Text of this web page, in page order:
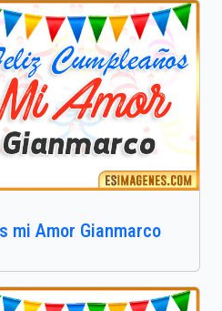
mi Amor Gianmarco